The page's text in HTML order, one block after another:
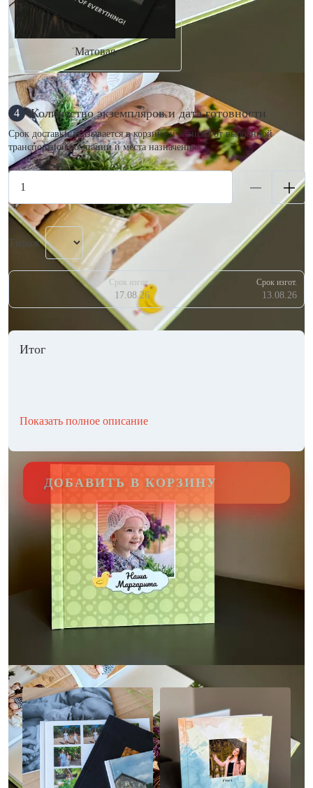
Матовая
4 Количество экземпляров и дата готовности
Срок доставки указывается в корзине и зависит от выбранной
транспортной компании и места назначения.
Тираж
Срок изгот.
17.08.26
Срок изгот.
13.08.26
Итог
Показать полное описание
ДОБАВИТЬ В КОРЗИНУ
Другие стили фотокниг